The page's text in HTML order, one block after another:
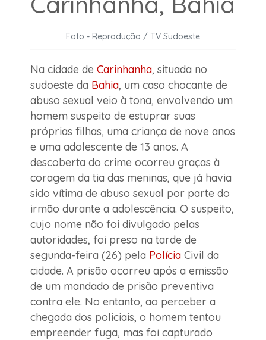
Foto - Reprodução / TV Sudoeste
Na cidade de Carinhanha, situada no
sudoeste da Bahia, um caso chocante de
abuso sexual veio à tona, envolvendo um
homem suspeito de estuprar suas
próprias filhas, uma criança de nove anos
e uma adolescente de 13 anos. A
descoberta do crime ocorreu graças à
coragem da tia das meninas, que já havia
sido vítima de abuso sexual por parte do
irmão durante a adolescência. O suspeito,
cujo nome não foi divulgado pelas
autoridades, foi preso na tarde de
segunda-feira (26) pela Polícia Civil da
cidade. A prisão ocorreu após a emissão
de um mandado de prisão preventiva
contra ele. No entanto, ao perceber a
chegada dos policiais, o homem tentou
empreender fuga, mas foi capturado